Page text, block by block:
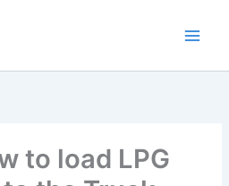
to load LPG